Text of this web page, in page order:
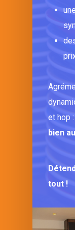
et hop :
bien
tout !